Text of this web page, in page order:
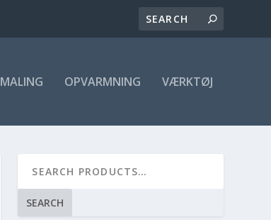
MALING OPVARMNING VÆRKTØJ
SEARCH